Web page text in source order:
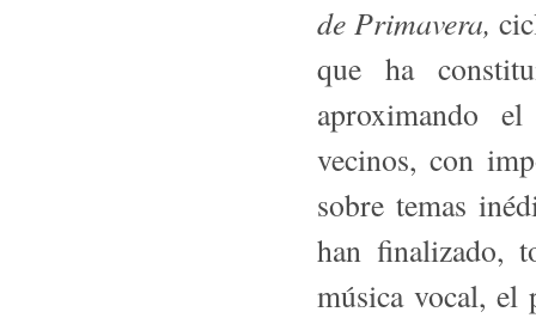
de Primavera,
que ha
aproximando
vecinos, con
sobre te­mas
han finalizado,
música vocal,